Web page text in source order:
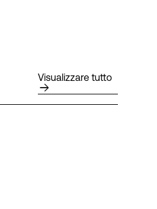
Visualizzare tutto